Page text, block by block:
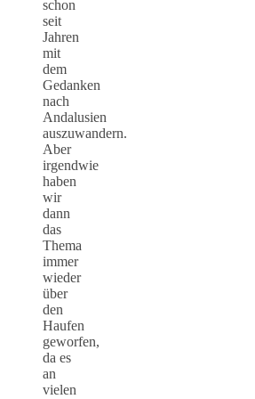
schon
seit
Jahren
mit
dem
Gedanken
nach
Andalusien
auszuwandern.
Aber
irgendwie
haben
wir
dann
das
Thema
immer
wieder
über
den
Haufen
geworfen,
da es
an
vielen